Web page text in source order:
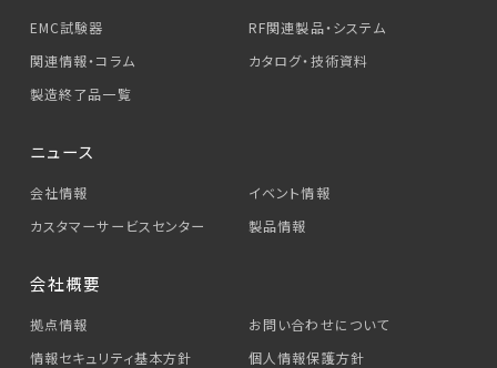
EMC試験器
RF関連製品・システム
関連情報・コラム
カタログ・技術資料
製造終了品一覧
ニュース
会社情報
イベント情報
カスタマーサービス センター 製品情報
会社概要
拠点情報
お問い合わせについて
情報セキュリティ基本方針
個人情報保護方針